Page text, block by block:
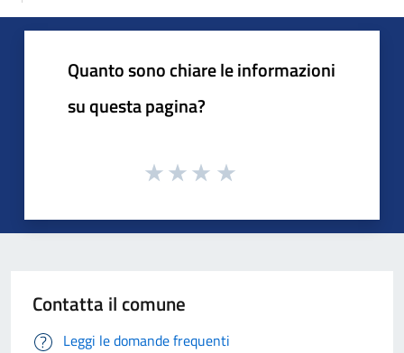
Quanto sono chiare le informazioni
su questa pagina?
Contatta il comune
Leggi le domande frequenti